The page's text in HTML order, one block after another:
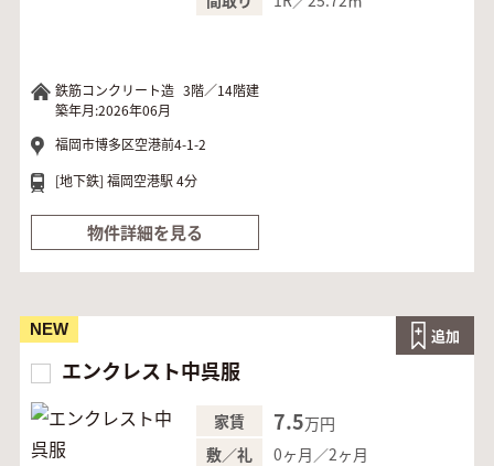
鉄筋コンクリート造 3階／14階建
築年月:2026年06月
福岡市博多区空港前4-1-2
[地下鉄] 福岡空港駅 4分
物件詳細を見る
エンクレスト中呉服
NEW 追加
家賃 7.5万円
敷／礼
0ヶ月／2ヶ月